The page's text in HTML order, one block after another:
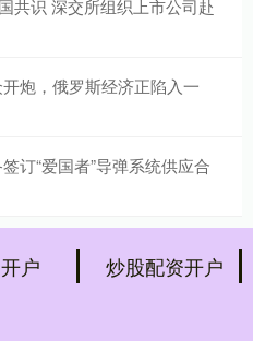
共识 深交所组织上市公司赴
炮，俄罗斯经济正陷入一
订“爱国者”导弹系统供应合
户 炒股配资开户